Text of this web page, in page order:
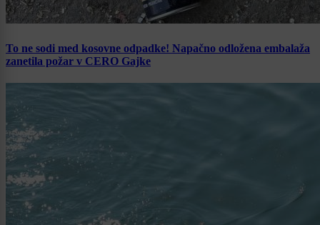
To ne sodi med kosovne odpadke! Napačno odložena embalaža
zanetila požar v CERO Gajke